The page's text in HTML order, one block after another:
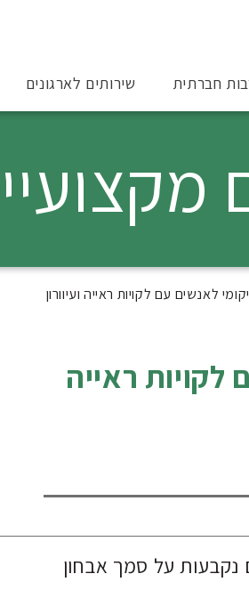
חברתית שירותים לארגונים
לאנשים עם לקויות ראייה ועיוורון
ראייה
נקבעות על סמך אבחון